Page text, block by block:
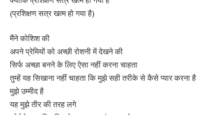
(प्रशिक्षण सत्र खत्म हो गया है)
मैंने कोशिश की
अपने प्रेमियों को अच्छी रोशनी में देखने की
सिर्फ अच्छा बनने के लिए ऐसा नहीं करना चाहता
तुम्हें यह सिखाना नहीं चाहता कि मुझे सही तरीके से कैसे प्यार करना है
मुझे उम्मीद है
यह मुझे तीर की तरह लगे